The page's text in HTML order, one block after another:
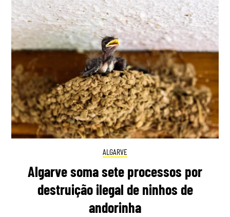
ALGARVE
Algarve soma sete processos por
destruição ilegal de ninhos de
andorinha